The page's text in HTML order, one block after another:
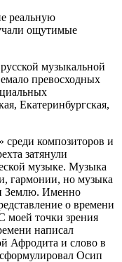
реальную
ощутимые
музыкальной
превосходных
Екатеринбургская,
среди композиторов и
затянули
музыке. Музыка
гармонии, но музыка
Землю. Именно
о времени
моей точки зрения
написал
Афродита и слово в
Осип